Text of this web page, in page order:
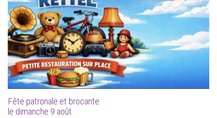
Fête patronale et brocante
le dimanche 9 août